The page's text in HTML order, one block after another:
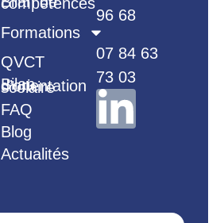
Formations
QVCT
Bilan d’orientation scolaire
FAQ
Blog
Actualités
96 68
07 84 63
73 03